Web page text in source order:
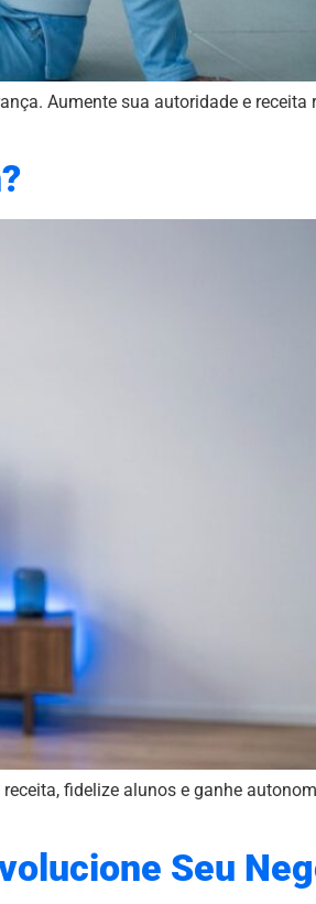
Aumente sua autoridade e receita
fidelize alunos e ganhe
Seu